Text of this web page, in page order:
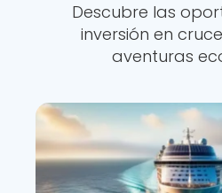
Descubre las
inversión en
aventuras